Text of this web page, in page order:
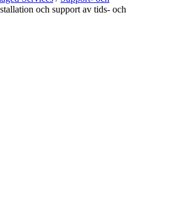
och support av tids- och